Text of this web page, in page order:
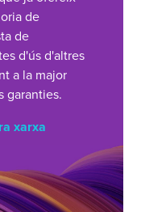
de
de
d'ús d'altres
a la major
garanties.
xarxa